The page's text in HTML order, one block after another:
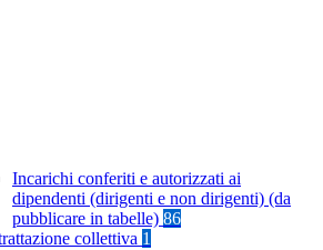
Incarichi conferiti e autorizzati ai
dipendenti (dirigenti e non dirigenti) (da
pubblicare in tabelle) 86
collettiva 1